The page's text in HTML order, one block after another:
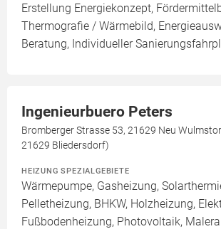
Erstellung Energiekonzept,
Thermografie / Wärmebild,
Beratung, Individueller
Ingenieurbuero Peters
Bromberger Strasse 53, 21629 Neu
21629 Bliedersdorf)
HEIZUNG SPEZIALGEBIETE
Wärmepumpe, Gasheizung,
Pelletheizung, BHKW, Holzheizung,
Fußbodenheizung, Photovoltaik,